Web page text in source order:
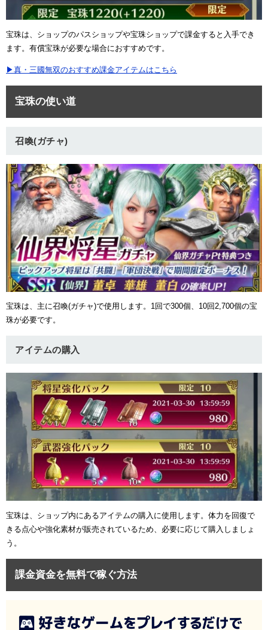
宝珠は、ショップのパスショップや宝珠ショップで課金すると入手でき
ます。有償宝珠が必要な場合におすすめです。
▶真・三國無双のおすすめ課金アイテムはこちら
宝珠の使い道
召喚(ガチャ)
宝珠は、主に召喚(ガチャ)で使用します。1回で300個、10回2,700個の宝
珠が必要です。
アイテムの購入
宝珠は、ショップ内にあるアイテムの購入に使用します。体力を回復で
きる点心や強化素材が販売されているため、必要に応じて購入しましょ
う。
課金資金を無料で稼ぐ方法